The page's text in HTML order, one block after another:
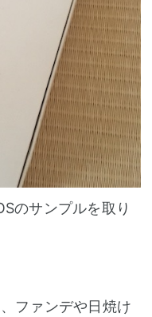
のサンプルを取り
ファンデや日焼け